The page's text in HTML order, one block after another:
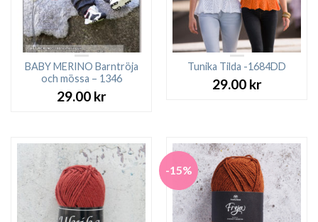
BABY MERINO Barntröja
och mössa – 1346
29.00 kr
Tunika Tilda -1684DD
29.00 kr
-15%